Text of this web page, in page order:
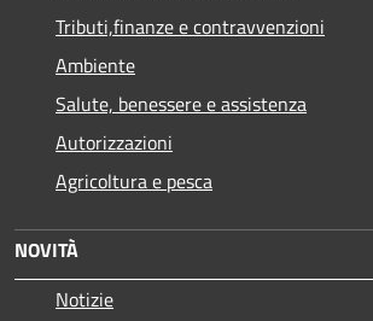
Tributi,finanze e contravvenzioni
Ambiente
Salute, benessere e assistenza
Autorizzazioni
Agricoltura e pesca
NOVITÀ
Notizie